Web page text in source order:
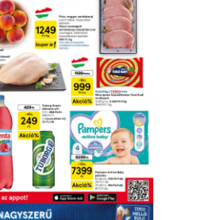
Letöltés
Érvényesség részletei